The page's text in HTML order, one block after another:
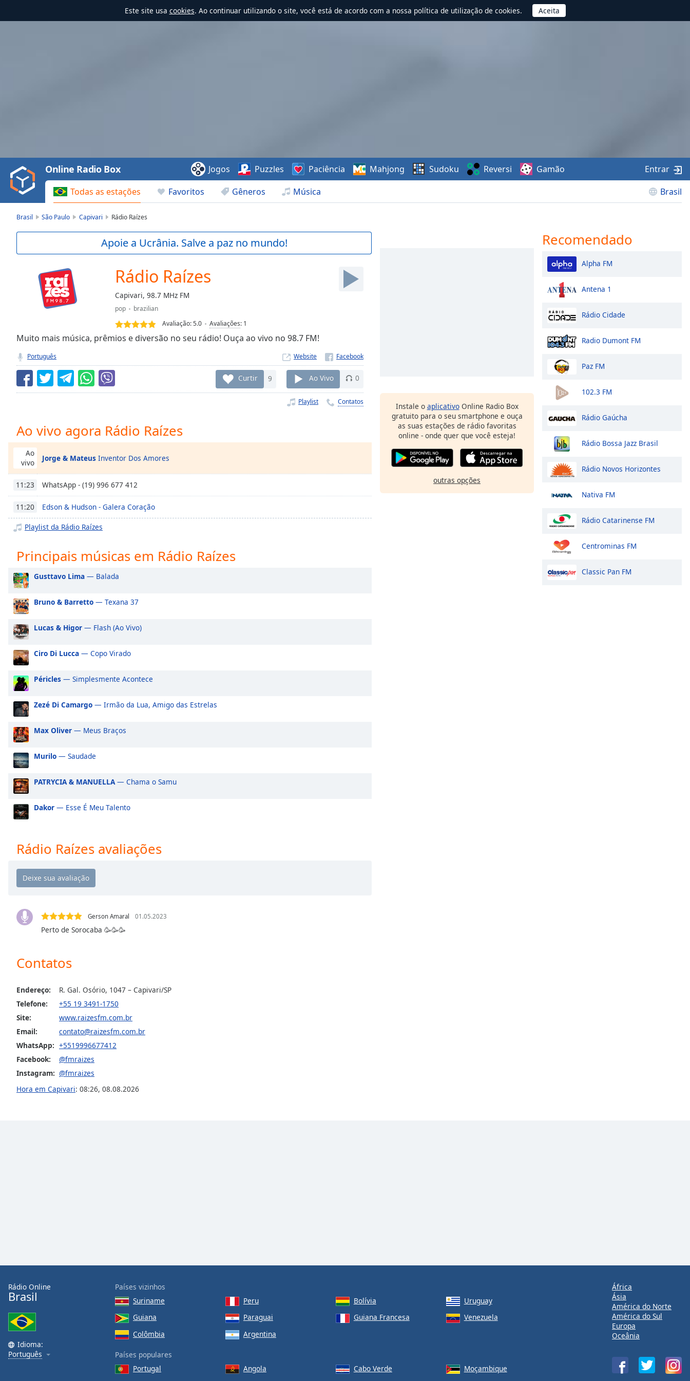
Este site usa cookies. Ao continuar utilizando o site, você está de acordo com a nossa política de utilização de cookies.
Video
Play
Backward
Skip
Current
Seek to
currently
behind
LIVE
Remaining
Time-
Playback
Rate
Chapters
Chapters
Descriptions
descriptions
off,
subtitles
opens
settings
dialog
subtitles
off
selected
Track
in-
Picture
This
modal
window.
dialog
Escape
close
Opacity
Background
Color
Opacity
Edge
Family
Reset
Done
Todas as estações Favoritos Gêneros Música Brasil
Online Radio Box Jogos Puzzles Paciência Mahjong Sudoku Reversi Gamão Entrar
Brasil São Paulo Capivari Rádio Raízes
Apoie a Ucrânia. Salve a paz no mundo!
Rádio Raízes
Capivari, 98.7 MHz FM
pop
brazilian
Avaliação:5.0 Avaliações: 1
Muito mais música, prêmios e diversão no seu rádio! Ouça ao vivo no 98.7 FM!
Português Website
Curtir 9 Ao Vivo 0
Playlist Contatos
Ao vivo agora Rádio Raízes
Ao
vivo
Jorge & Mateus Inventor Dos Amores
11:23 WhatsApp - (19) 996 677 412
11:20 Edson & Hudson - Galera Coração
Playlist da Rádio Raízes
Principais músicas em Rádio Raízes
Gusttavo Lima — Balada
Bruno & Barretto — Texana 37
Lucas & Higor — Flash (Ao Vivo)
Ciro Di Lucca — Copo Virado
Péricles — Simplesmente Acontece
Zezé Di Camargo — Irmão da Lua, Amigo das Estrelas
Max Oliver — Meus Braços
Murilo — Saudade
PATRYCIA & MANUELLA— Chama o Samu
Dakor — Esse É Meu Talento
Rádio Raízes avaliações
Gerson Amaral 01.05.2023
Perto de Sorocaba 🥳🥳🥳
Contatos
Endereço:
R. Gal. Osório, 1047 – Capivari/SP
Telefone:
+55 19 3491-1750
Site:
www.raizesfm.com.br
Email:
contato@raizesfm.com.br
WhatsApp: +5519996677412
Facebook:
@fmraizes
Instagram: @fmraizes
Hora em Capivari: 08:26, 08.08.2026
Instale o aplicativoOnline Radio Box
gratuito para o seu smartphone e ouça
as suas estações de rádio favoritas
online - onde quer que você esteja!
outras opções
Recomendado
Alpha FM
Antena 1
Rádio Cidade
Radio Dumont FM
Paz FM
102.3 FM
Rádio Gaúcha
Rádio Bossa Jazz Brasil
Rádio Novos Horizontes
Nativa FM
Rádio Catarinense FM
Centrominas FM
Classic Pan FM
Rádio Online
Brasil
Idioma:
Português
Países vizinhos
Suriname
Peru Bolívia
Uruguay
Guiana
Paraguai Guiana Francesa
Venezuela
Colômbia
Argentina
Países populares
Portugal
Angola Cabo Verde Moçambique
África
Ásia
América do Norte
América do Sul
Europa
Oceânia